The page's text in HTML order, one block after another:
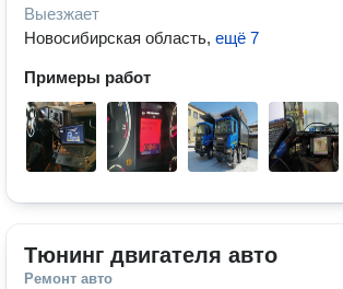
Выезжает
Новосибирская область, ещё 7
Примеры работ
Тюнинг двигателя авто
Ремонт авто